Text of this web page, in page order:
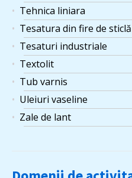
Tehnica liniara
Tesatura din fire de
Tesaturi industriale
Textolit
Tub varnis
Uleiuri vaseline
Zale de lant